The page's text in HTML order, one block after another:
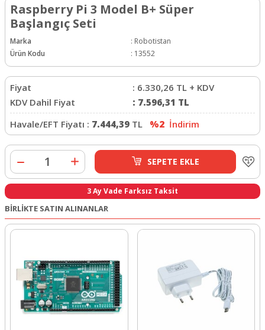
Raspberry Pi 3 Model B+ Süper
Başlangıç Seti
Marka : Robotistan
Ürün Kodu
: 13552
Fiyat : 6.330,26 TL + KDV
KDV Dahil Fiyat
: 7.596,31 TL
Havale/EFT Fiyatı : 7.444,39 TL %2 İndirim
SEPETE EKLE
3 Ay Vade Farksız Taksit
BİRLİKTE SATIN ALINANLAR